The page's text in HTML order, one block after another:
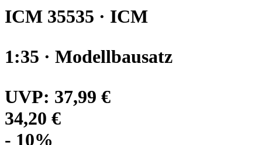
ICM 35535 · ICM
1:35 · Modellbausatz
UVP: 37,99 €
34,20 €
- 10%